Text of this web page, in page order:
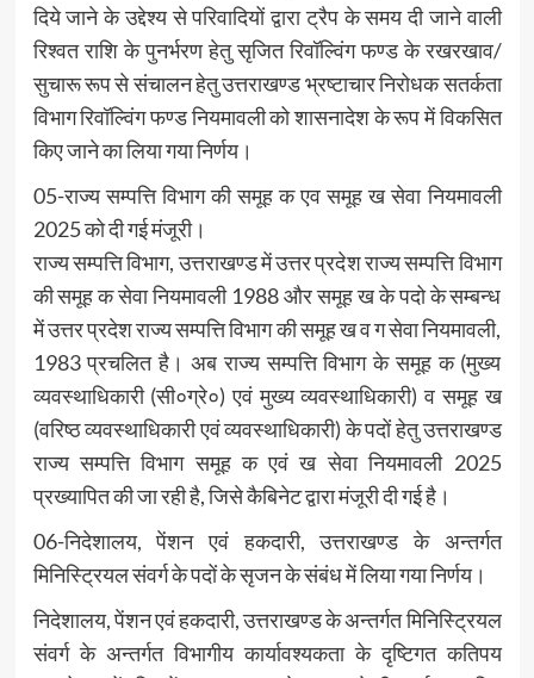
दिये जाने के उद्देश्य से परिवादियों द्वारा ट्रैप के समय दी जाने वाली
रिश्वत राशि के पुनर्भरण हेतु सृजित रिवॉल्विंग फण्ड के रखरखाव/
सुचारू रूप से संचालन हेतु उत्तराखण्ड भ्रष्टाचार निरोधक सतर्कता
विभाग रिवॉल्विंग फण्ड नियमावली को शासनादेश के रूप में विकसित
किए जाने का लिया गया निर्णय।
05-राज्य सम्पत्ति विभाग की समूह क एव समूह ख सेवा नियमावली
2025 को दी गई मंजूरी।
राज्य सम्पत्ति विभाग, उत्तराखण्ड में उत्तर प्रदेश राज्य सम्पत्ति विभाग
की समूह क सेवा नियमावली 1988 और समूह ख के पदो के सम्बन्ध
में उत्तर प्रदेश राज्य सम्पत्ति विभाग की समूह ख व ग सेवा नियमावली,
1983 प्रचलित है। अब राज्य सम्पत्ति विभाग के समूह क (मुख्य
व्यवस्थाधिकारी (सी०ग्रे०) एवं मुख्य व्यवस्थाधिकारी) व समूह ख
(वरिष्ठ व्यवस्थाधिकारी एवं व्यवस्थाधिकारी) के पदों हेतु उत्तराखण्ड
राज्य सम्पत्ति विभाग समूह क एवं ख सेवा नियमावली 2025
प्रख्यापित की जा रही है, जिसे कैबिनेट द्वारा मंजूरी दी गई है।
06-निदेशालय, पेंशन एवं हकदारी, उत्तराखण्ड के अन्तर्गत
मिनिस्ट्रियल संवर्ग के पदों के सृजन के संबंध में लिया गया निर्णय।
निदेशालय, पेंशन एवं हकदारी, उत्तराखण्ड के अन्तर्गत मिनिस्ट्रियल
संवर्ग के अन्तर्गत विभागीय कार्यावश्यकता के दृष्टिगत कतिपय